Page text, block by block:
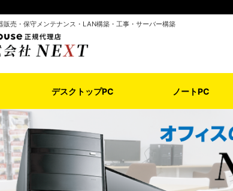
販売・保守メンテナンス・LAN構築・工事・サーバー構築
デスクトップPC ノートPC